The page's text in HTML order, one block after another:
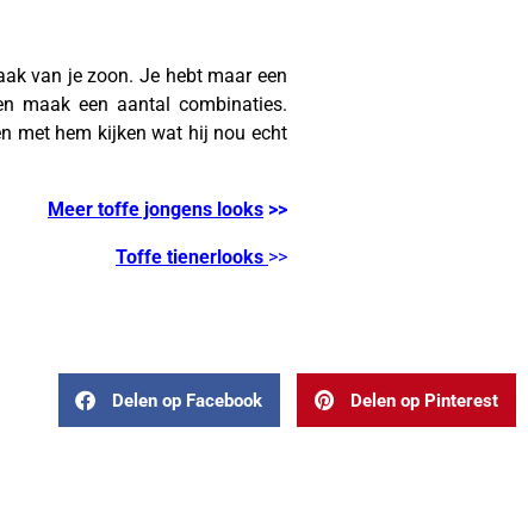
van je zoon. Je hebt maar een
maak een aantal combinaties.
met hem kijken wat hij nou echt
Meer toffe jongens looks >>
Toffe tienerlooks >>
Delen op Facebook Delen op Pinterest